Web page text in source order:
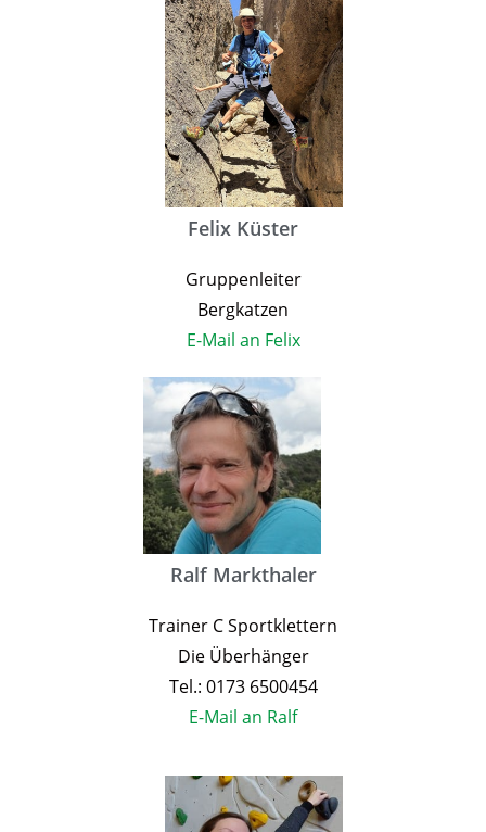
Felix Küster
Gruppenleiter
Bergkatzen
E-Mail an Felix
Ralf Markthaler
Trainer C Sportklettern
Die Überhänger
Tel.: 0173 6500454
E-Mail an Ralf